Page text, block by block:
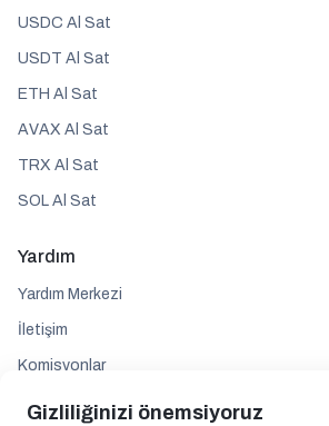
USDC Al Sat
USDT Al Sat
ETH Al Sat
AVAX Al Sat
TRX Al Sat
SOL Al Sat
Yardım
Yardım Merkezi
İletişim
Komisyonlar
Gizliliğinizi önemsiyoruz